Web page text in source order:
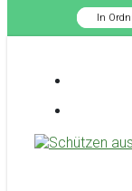
In
springen